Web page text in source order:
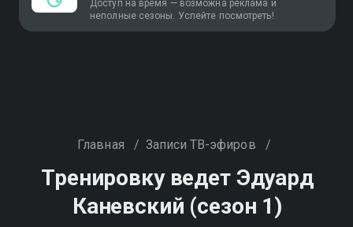
Доступ на время — возможна реклама и
неполные сезоны. Успейте посмотреть!
Главная / Записи ТВ-эфиров /
Тренировку ведет Эдуард
Каневский (сезон 1)